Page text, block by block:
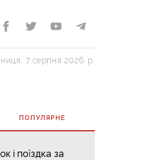
7 серпня 2026 р.
ПОПУЛЯРНE
і поїздка за